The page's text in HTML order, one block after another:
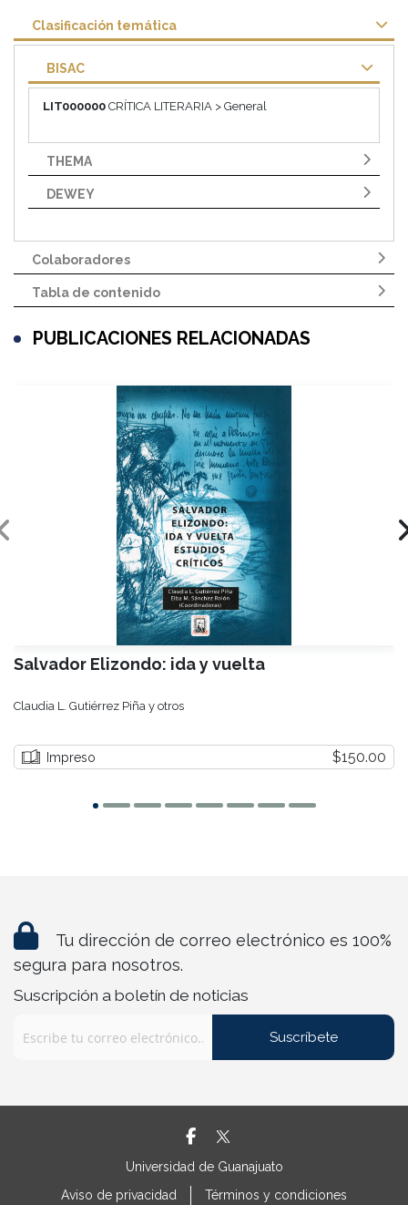
Clasificación temática
BISAC
LIT000000 CRÍTICA LITERARIA > General
THEMA
DEWEY
Colaboradores
Tabla de contenido
PUBLICACIONES RELACIONADAS
Salvador Elizondo: ida y vuelta
Claudia L. Gutiérrez Piña y otros
Impreso $150.00
Tu dirección de correo electrónico es 100%
segura para nosotros.
Suscripción a boletín de noticias
Suscríbete
Universidad de Guanajuato
Aviso de privacidad
Términos y condiciones